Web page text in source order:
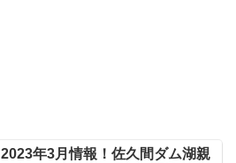
2023年3月情報！佐久間ダム湖親